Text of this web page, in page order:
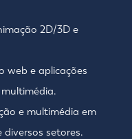
2D/3D e
web e aplicações
e multimédia em
diversos setores.